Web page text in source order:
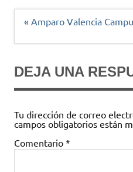
Navegación
« Amparo Valencia
DEJA UNA
Tu dirección de correo
campos obligatorios están
Comentario *